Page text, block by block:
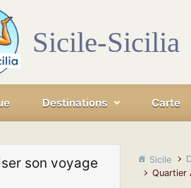
Sicile-Sicilia
Destinations Carte
Sicile
Quartier
son voyage